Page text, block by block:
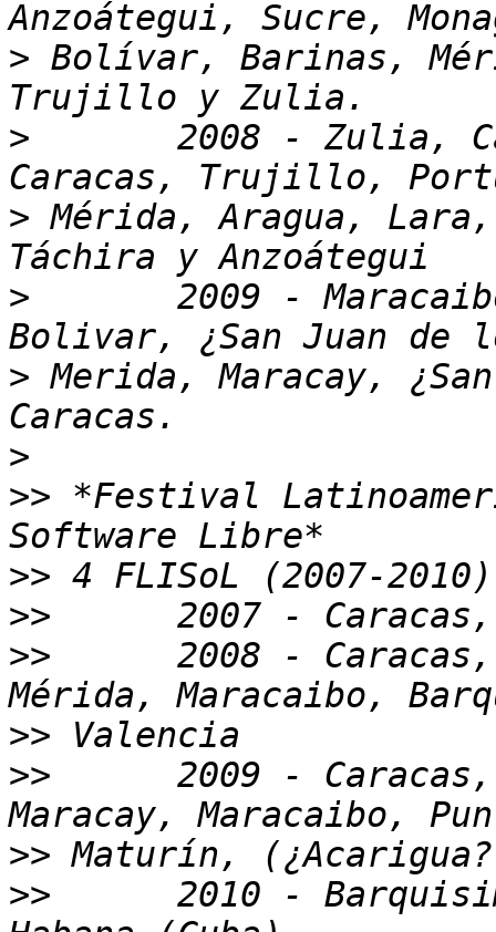
> Bolívar, Barinas,
>
> Mérida, Aragua,
>
> Merida, Maracay,
>
>> *Festival
>>
>>
>>
>>
>>
>>
>>